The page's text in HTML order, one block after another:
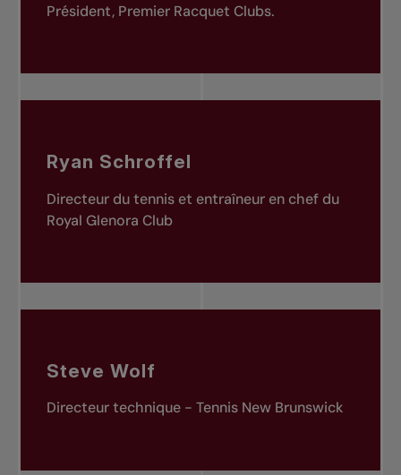
Président, Premier Racquet Clubs.
Ryan Schroffel
Directeur du tennis et entraîneur en chef du
Royal Glenora Club
Steve Wolf
Directeur technique - Tennis New Brunswick